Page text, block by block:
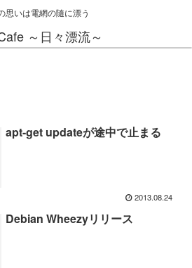
思いは電網の隨に漂う
～日々漂流～
apt-get updateが途中で止まる
2013.08.24
Debian Wheezyリリース